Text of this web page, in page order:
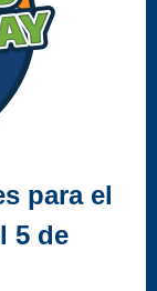
para el
5 de